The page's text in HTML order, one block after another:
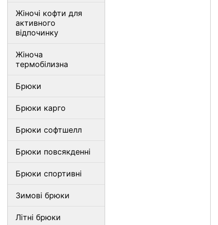
Жіночі кофти для
активного
відпочинку
Жіноча
термобілизна
Брюки
Брюки карго
Брюки софтшелл
Брюки повсякденні
Брюки спортивні
Зимові брюки
Літні брюки